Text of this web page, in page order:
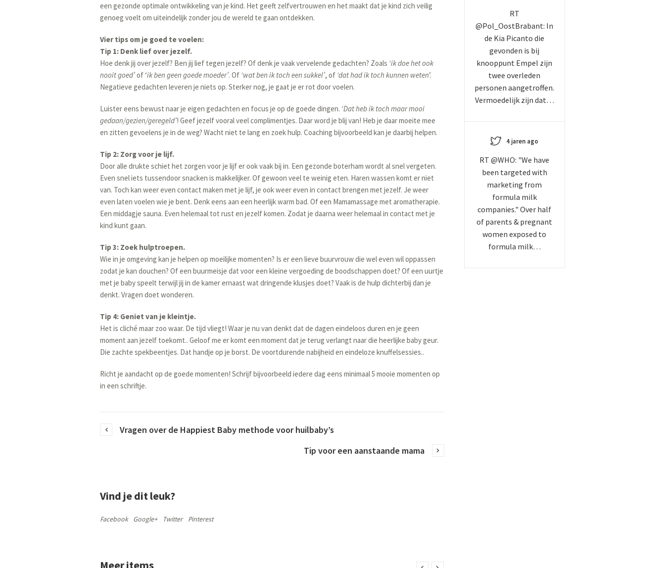
een gezonde optimale ontwikkeling van je kind. Het geeft zelfvertrouwen en het maakt dat je kind zich veilig
genoeg voelt om uiteindelijk zonder jou de wereld te gaan ontdekken.
Vier tips om je goed te voelen:
Tip 1: Denk lief over jezelf.
Hoe denk jij over jezelf? Ben jij lief tegen jezelf? Of denk je vaak vervelende gedachten? Zoals ‘ik doe het ook
nooit goed’of ‘ik ben geen goede moeder’. Of ‘wat ben ik toch een sukkel’, of ‘dat had ik toch kunnen weten’.
Negatieve gedachten leveren je niets op. Sterker nog, je gaat je er rot door voelen.
Luister eens bewust naar je eigen gedachten en focus je op de goede dingen. ‘Dat heb ik toch maar mooi
gedaan/gezien/geregeld’! Geef jezelf vooral veel complimentjes. Daar word je blij van! Heb je daar moeite mee
en zitten gevoelens je in de weg? Wacht niet te lang en zoek hulp. Coaching bijvoorbeeld kan je daarbij helpen.
Tip 2: Zorg voor je lijf.
Door alle drukte schiet het zorgen voor je lijf er ook vaak bij in. Een gezonde boterham wordt al snel vergeten.
Even snel iets tussendoor snacken is makkelijker. Of gewoon veel te weinig eten. Haren wassen komt er niet
van. Toch kan weer even contact maken met je lijf, je ook weer even in contact brengen met jezelf. Je weer
even laten voelen wie je bent. Denk eens aan een heerlijk warm bad. Of een Mamamassage met aromatherapie.
Een middagje sauna. Even helemaal tot rust en jezelf komen. Zodat je daarna weer helemaal in contact met je
kind kunt gaan.
Tip 3: Zoek hulptroepen.
Wie in je omgeving kan je helpen op moeilijke momenten? Is er een lieve buurvrouw die wel even wil oppassen
zodat je kan douchen? Of een buurmeisje dat voor een kleine vergoeding de boodschappen doet? Of een uurtje
met je baby speelt terwijl jij in de kamer ernaast wat dringende klusjes doet? Vaak is de hulp dichterbij dan je
denkt. Vragen doet wonderen.
Tip 4: Geniet van je kleintje.
Het is cliché maar zoo waar. De tijd vliegt! Waar je nu van denkt dat de dagen eindeloos duren en je geen
moment aan jezelf toekomt.. Geloof me er komt een moment dat je terug verlangt naar die heerlijke baby geur.
Die zachte spekbeentjes. Dat handje op je borst. De voortdurende nabijheid en eindeloze knuffelsessies..
Richt je aandacht op de goede momenten! Schrijf bijvoorbeeld iedere dag eens minimaal 5 mooie momenten op
in een schriftje.
Vragen over de Happiest Baby methode voor huilbaby’s
Tip voor een aanstaande mama
Vind je dit leuk?
Facebook Google+ Twitter Pinterest
Meer items
RT
@Pol_OostBrabant: In
de Kia Picanto die
gevonden is bij
knooppunt Empel zijn
twee overleden
personen aangetroffen.
Vermoedelijk zijn dat…
4 jaren ago
RT @WHO: "We have
been targeted with
marketing from
formula milk
companies." Over half
of parents & pregnant
women exposed to
formula milk…